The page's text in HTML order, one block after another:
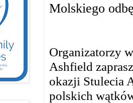
Molskiego
Organizatorzy
Ashfield
okazji Stulecia
polskich